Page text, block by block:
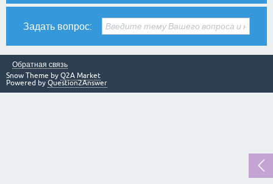
Задать вопрос:
Обратная связь
Snow Theme by Q2A Market
Powered by Question2Answer